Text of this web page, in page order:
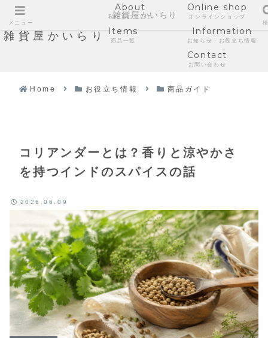
雑貨屋かいらり
About
私たちについて
Online shop
オンラインショップ
Items
商品一覧
Information
お知らせ・お役立ち情報
Contact
お問い合わせ
Home お役立ち情報 商品ガイド
コリアンダーとは？香りと涼やかさ
を持つインドのスパイスの話
2026.06.09
メニュー
雑貨屋かいらり